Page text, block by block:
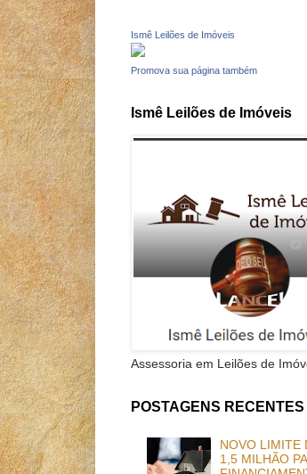
Ismê Leilões de Imóveis
Promova sua página também
Ismê Leilões de Imóveis
Assessoria em Leilões de
POSTAGENS RECENTES
NOVO LIMITE
1,5 MILHÃO